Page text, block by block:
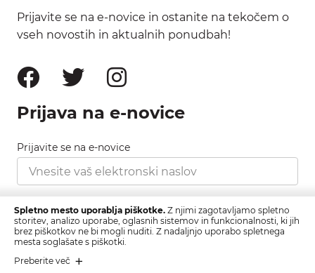
Prijavite se na e-novice in ostanite na tekočem o
vseh novostih in aktualnih ponudbah!
Prijava na e-novice
Prijavite se na e-novice
Strinjam se s pravilnikom zasebnosti, ki ga najdete
tukaj.
Spletno mesto uporablja piškotke. Z njimi zagotavljamo spletno
storitev, analizo uporabe, oglasnih sistemov in funkcionalnosti, ki jih
brez piškotkov ne bi mogli nuditi. Z nadaljnjo uporabo spletnega
mesta soglašate s piškotki.
Preberite več